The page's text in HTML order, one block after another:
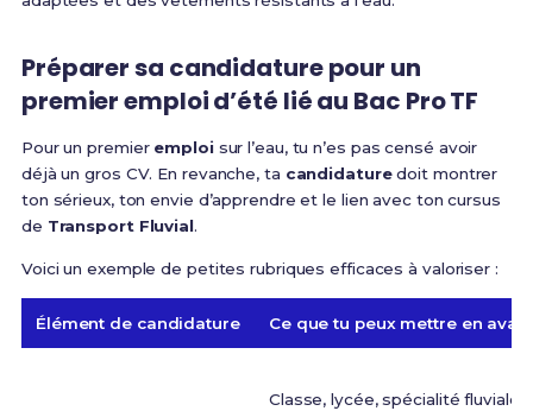
Préparer sa candidature pour un
premier emploi d’été lié au Bac Pro TF
Pour un premier emploisur l’eau, tu n’es pas censé avoir
déjà un gros CV. En revanche, ta candidaturedoit montrer
ton sérieux, ton envie d’apprendre et le lien avec ton cursus
de Transport Fluvial.
Voici un exemple de petites rubriques efficaces à valoriser :
Élément de candidature Ce que tu peux mettre en avant
Classe, lycée, spécialité fluviale,